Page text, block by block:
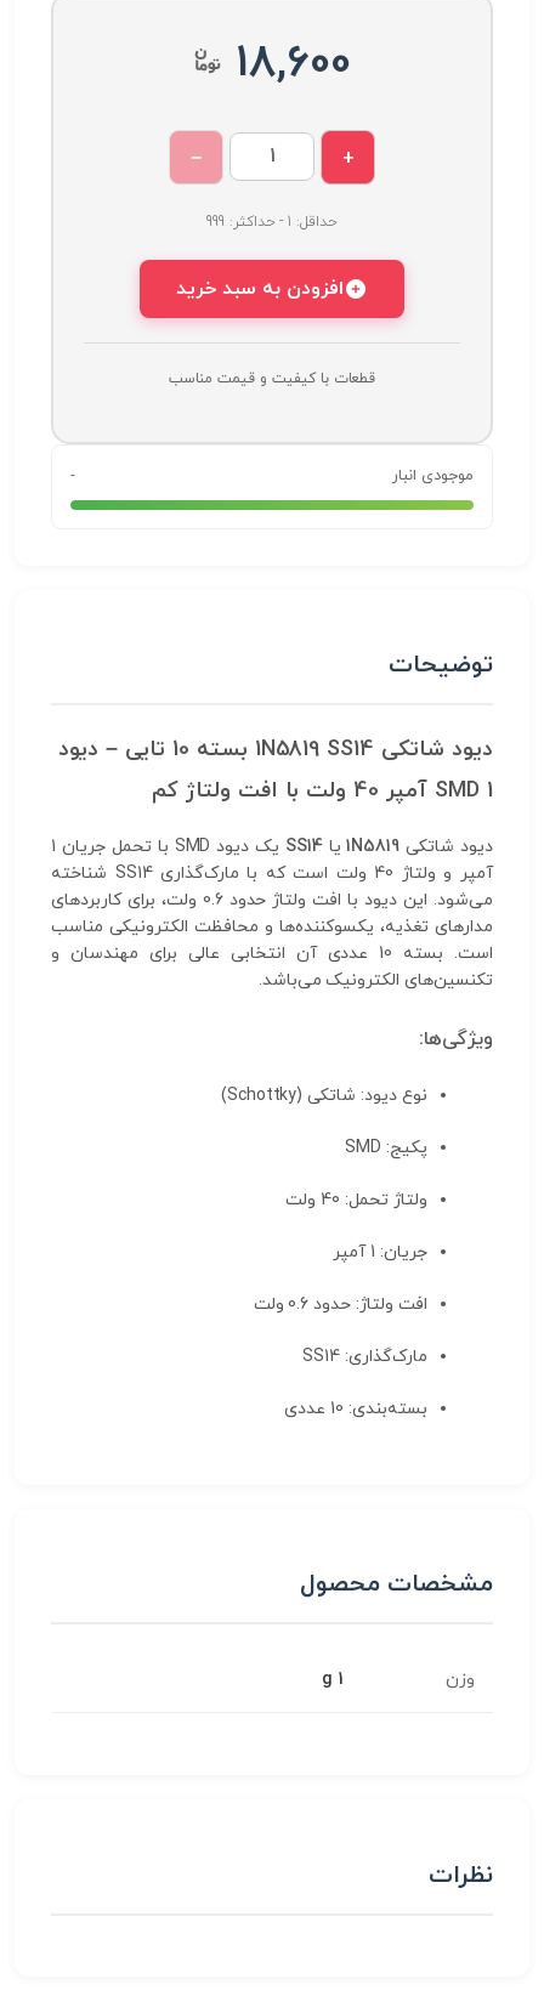
18,600
+
−
حداقل: 1 - حداکثر: 999
افزودن به سبد خرید
قطعات با کیفیت و قیمت مناسب
موجودی انبار -
توضیحات
دیود شاتکی 1N5819 SS14 بسته 10 تایی – دیود
SMD 1 آمپر 40 ولت با افت ولتاژ کم
دیود شاتکی 1N5819یاSS14
یک دیود SMD با تحمل جریان 1
آمپر و ولتاژ 40 ولت است که با مارک‌گذاری SS14 شناخته
می‌شود. این دیود با افت ولتاژ حدود 0.6 ولت، برای کاربردهای
مدارهای تغذیه، یکسوکننده‌ها و محافظت الکترونیکی مناسب
است. بسته 10 عددی آن انتخابی عالی برای مهندسان و
تکنسین‌های الکترونیک می‌باشد.
ویژگی‌ها:
نوع دیود: شاتکی (Schottky)
پکیج: SMD
ولتاژ تحمل: 40 ولت
جریان: 1 آمپر
افت ولتاژ: حدود 0.6 ولت
مارک‌گذاری: SS14
بسته‌بندی: 10 عددی
مشخصات محصول
وزن 1 g
نظرات